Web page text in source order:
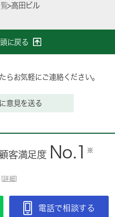
>高田ビル
に戻る
らお気軽にご連絡ください。
意見を送る
客満足度 No.1 ※
詳細
電話で相談する